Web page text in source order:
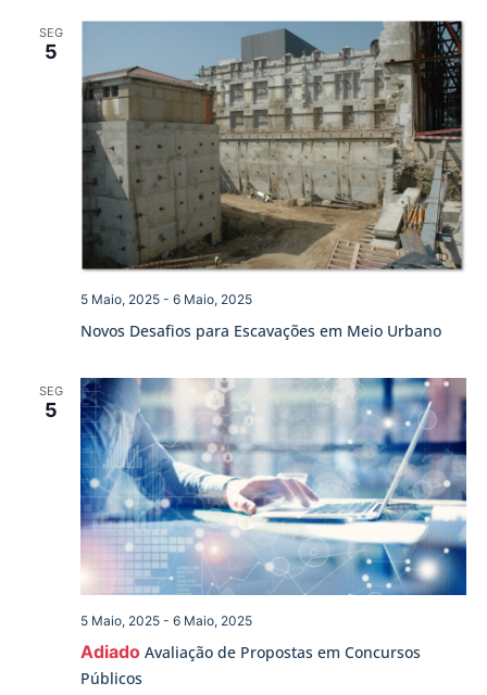
SEG
5
Novos Desafios para Escavações em Meio Urbano
5 Maio, 2025- 6 Maio, 2025
SEG
5
Adiado Avaliação de Propostas em Concursos
Públicos
5 Maio, 2025- 6 Maio, 2025